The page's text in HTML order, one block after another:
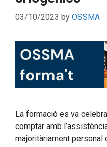
03/10/2023 by OSSMA
La formació es va
comptar amb
majoritàriament personal